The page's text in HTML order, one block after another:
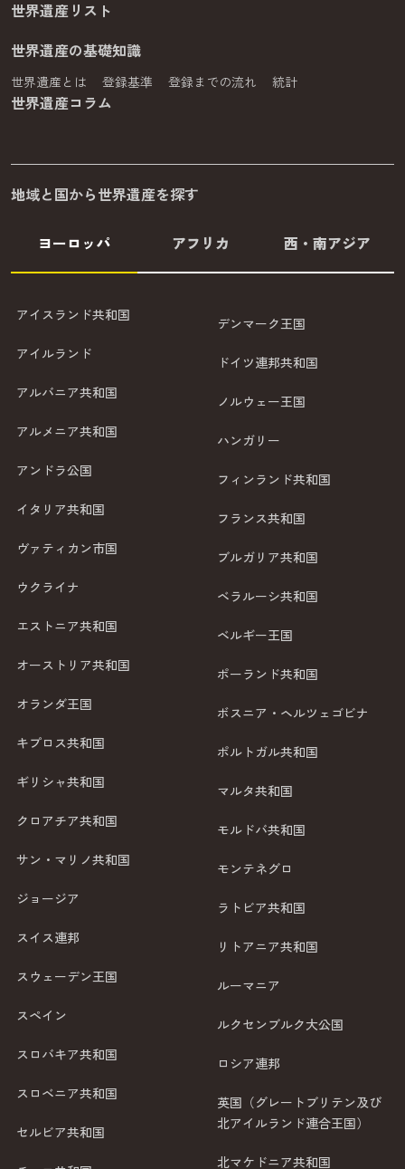
世界遺産リスト
世界遺産の基礎知識
世界遺産とは 登録基準 登録までの流れ 統計
世界遺産コラム
地域と国から世界遺産を探す
ヨーロッパ アフリカ 西・南アジア
アイスランド共和国
アイルランド
アルバニア共和国
アルメニア共和国
アンドラ公国
イタリア共和国
ヴァティカン市国
ウクライナ
エストニア共和国
オーストリア共和国
オランダ王国
キプロス共和国
ギリシャ共和国
クロアチア共和国
サン・マリノ共和国
ジョージア
スイス連邦
スウェーデン王国
スペイン
スロバキア共和国
スロベニア共和国
セルビア共和国
デンマーク王国
ドイツ連邦共和国
ノルウェー王国
ハンガリー
フィンランド共和国
フランス共和国
ブルガリア共和国
ベラルーシ共和国
ベルギー王国
ポーランド共和国
ボスニア・ヘルツェゴビナ
ポルトガル共和国
マルタ共和国
モルドバ共和国
モンテネグロ
ラトビア共和国
リトアニア共和国
ルーマニア
ルクセンブルク大公国
ロシア連邦
英国（グレートブリテン及び
北アイルランド連合王国）
北マケドニア共和国